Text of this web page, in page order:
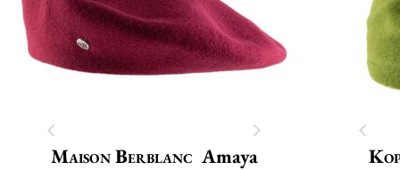
Maison Berblanc Amaya